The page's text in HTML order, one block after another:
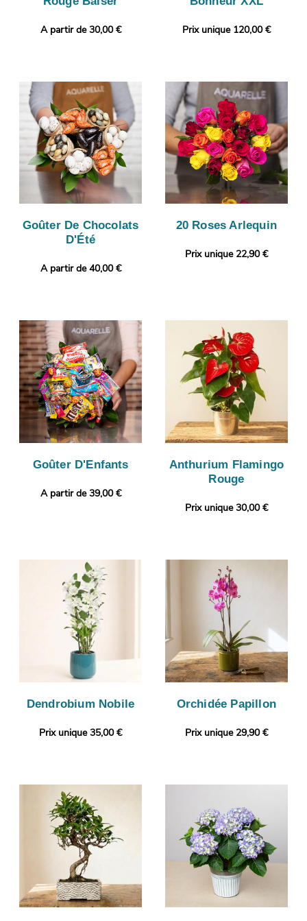
A partir de 30,00 € Prix unique 120,00 €
Goûter De Chocolats
D'Été
A partir de 40,00 €
20 Roses Arlequin
Prix unique 22,90 €
Goûter D'Enfants
A partir de 39,00 €
Anthurium Flamingo
Rouge
Prix unique 30,00 €
Dendrobium Nobile
Prix unique 35,00 €
Orchidée Papillon
Prix unique 29,90 €